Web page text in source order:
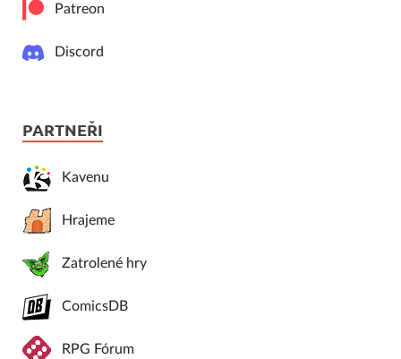
Patreon
Discord
PARTNEŘI
Kavenu
Hrajeme
Zatrolené hry
ComicsDB
RPG Fórum